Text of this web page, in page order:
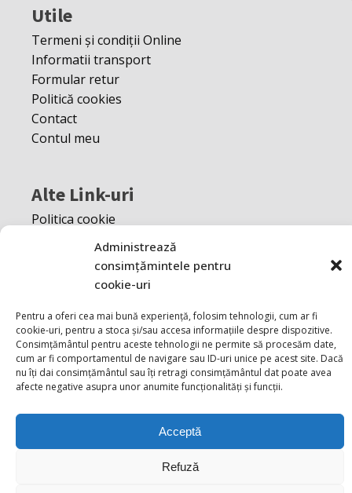
Administrează
consimțămintele pentru
cookie-uri
Pentru a oferi cea mai bună experiență, folosim tehnologii, cum ar fi
cookie-uri, pentru a stoca și/sau accesa informațiile despre dispozitive.
Consimțământul pentru aceste tehnologii ne permite să procesăm date,
cum ar fi comportamentul de navigare sau ID-uri unice pe acest site. Dacă
nu îți dai consimțământul sau îți retragi consimțământul dat poate avea
afecte negative asupra unor anumite funcționalități și funcții.
Acceptă
Refuză
Utile
Termeni și condiții Online
Informatii transport
Formular retur
Politică cookies
Contact
Contul meu
Alte Link-uri
Politica cookie